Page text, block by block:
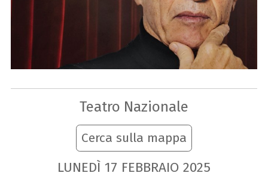
Teatro Nazionale
Cerca sulla mappa
LUNEDÌ 17 FEBBRAIO 2025